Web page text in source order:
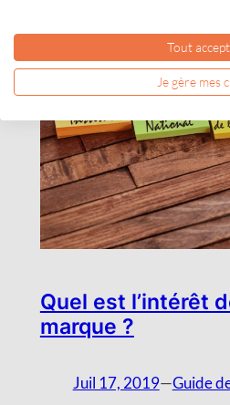
Quel est l’intérêt
marque ?
Juil 17, 2019—Guide
Tout
Je gère mes